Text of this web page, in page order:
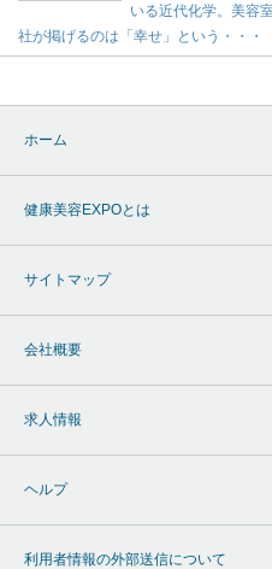
いる近代化学。美容
社が掲げるのは「幸せ」という・・・
ホーム
健康美容EXPOとは
サイトマップ
会社概要
求人情報
ヘルプ
利用者情報の外部送信について